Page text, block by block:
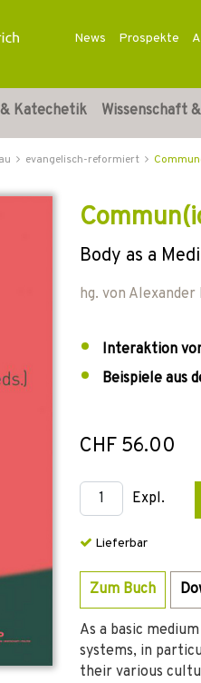
News Prospekte
Katechetik Wissenschaft
evangelisch-reformiert
Body as a
hg. von Alexander
Interaktion
Beispiele aus
CHF 56.00
Expl.
Lieferbar
Zum Buch
As a basic
systems, in
their various